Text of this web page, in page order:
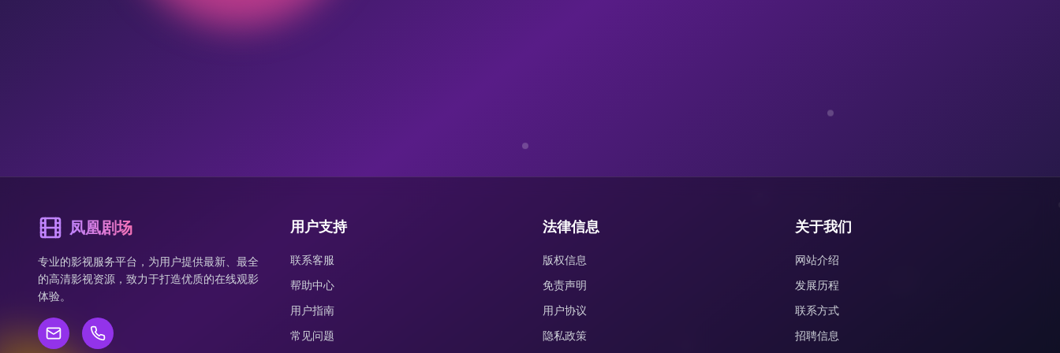
凤凰剧场
专业的影视服务平台，为用户提供最新、最全
的高清影视资源，致力于打造优质的在线观影
体验。
用户支持
联系客服
帮助中心
用户指南
常见问题
法律信息
版权信息
免责声明
用户协议
隐私政策
关于我们
网站介绍
发展历程
联系方式
招聘信息